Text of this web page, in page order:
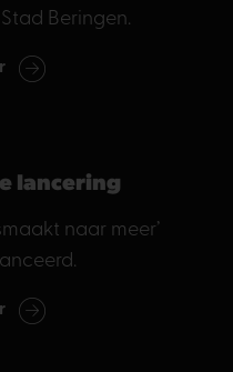
Beringen.
lancering
naar meer’